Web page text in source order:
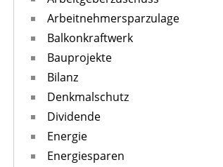
Arbeitnehmersparzulage
Balkonkraftwerk
Bauprojekte
Bilanz
Denkmalschutz
Dividende
Energie
Energiesparen